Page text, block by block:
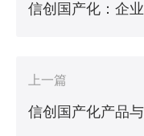
上一篇